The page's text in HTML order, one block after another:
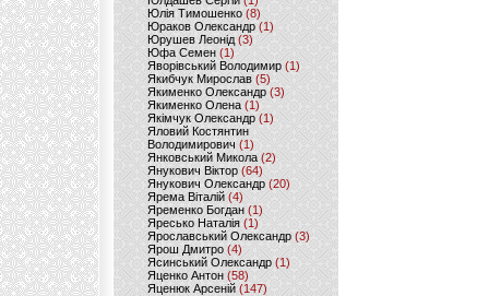
Юлія Тимошенко (8)
Юраков Олександр (1)
Юрушев Леонід (3)
Юфа Семен (1)
Яворівський Володимир (1)
Якибчук Мирослав (5)
Якименко Олександр (3)
Якименко Олена(1)
Якімчук Олександр (1)
Яловий Костянтин
Володимирович (1)
Янковський Микола(2)
Янукович Віктор (64)
Янукович Олександр(20)
Ярема Віталій(4)
Яременко Богдан(1)
Яресько Наталія(1)
Ярославський Олександр (3)
Ярош Дмитро (4)
Ясинський Олександр (1)
Яценко Антон(58)
Яценюк Арсеній (147)